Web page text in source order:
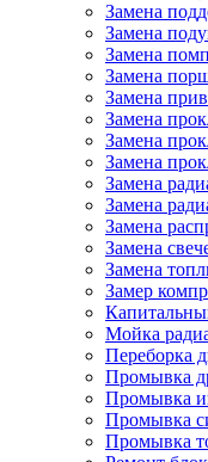
Замена
Замена
Замена
Замена
Замена
Замена
Замена
Замена
Замена
Замена
Замена
Замена
Замена
Замер
Мойка
Переборка
Промывка
Промывка
Промывка
Промывка